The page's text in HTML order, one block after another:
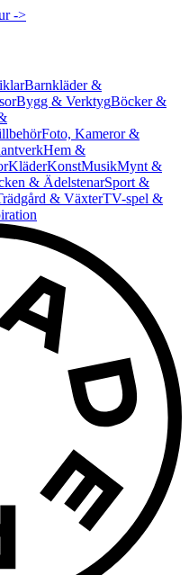
->
Barnkläder &
Bygg & VerktygBöcker &
Foto, Kameror &
Hem &
KläderKonstMusikMynt &
& ÄdelstenarSport &
& VäxterTV-spel &